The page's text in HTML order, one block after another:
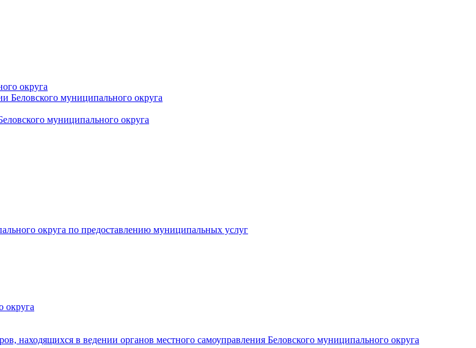
округа
Беловского муниципального округа
муниципального округа
округа по предоставлению муниципальных услуг
округа
находящихся в ведении органов местного самоуправления Беловского муниципального округа